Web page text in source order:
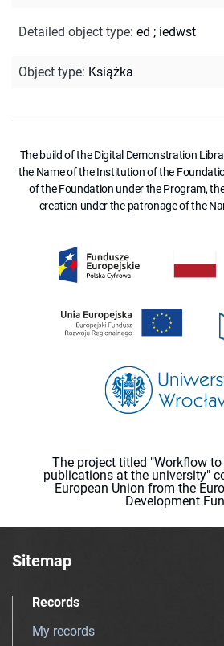
Detailed object type: ed ; iedwst
Object type: Książka
The build of the Digital Demonstration
the Name of the Institution of the
of the Foundation under the Program,
creation under the patronage of the
The project titled "Workflow
publications at the university"
European Union from the
Development
Sitemap
Records
My records